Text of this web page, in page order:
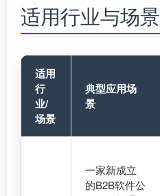
适用行业与场景
适用
行
业/
场景
典型应用场
景
一家新成立
的B2B软件公